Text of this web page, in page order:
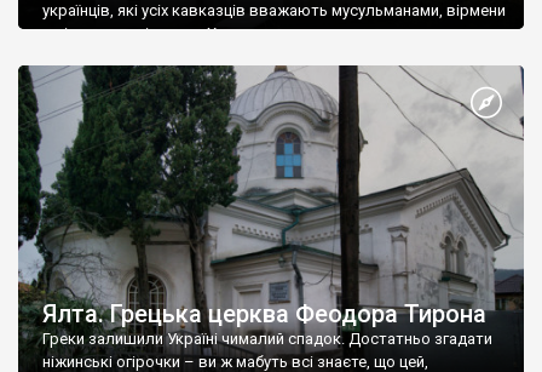
українців, які усіх кавказців вважають мусульманами, вірмени
є відданими вірянами Христа
Ялта. Грецька церква Феодора Тирона
Греки залишили Україні чималий спадок. Достатньо згадати
ніжинські огірочки – ви ж мабуть всі знаєте, що цей,